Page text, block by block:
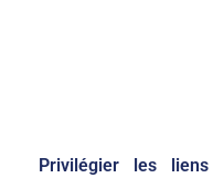
Privilégier les